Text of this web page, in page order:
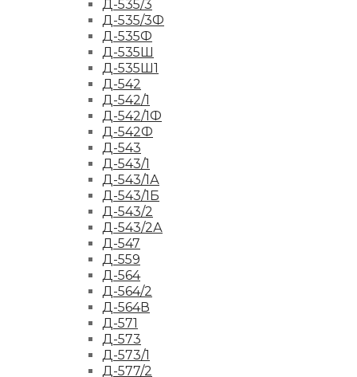
Д-535/3
Д-535/3Ф
Д-535Ф
Д-535Ш
Д-535Ш1
Д-542
Д-542/1
Д-542/1Ф
Д-542Ф
Д-543
Д-543/1
Д-543/1А
Д-543/1Б
Д-543/2
Д-543/2А
Д-547
Д-559
Д-564
Д-564/2
Д-564В
Д-571
Д-573
Д-573/1
Д-577/2